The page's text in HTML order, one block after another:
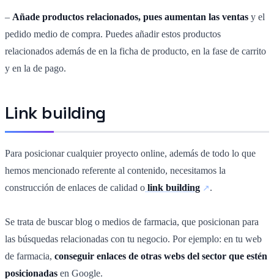
– Añade productos relacionados, pues aumentan las ventas y el
pedido medio de compra. Puedes añadir estos productos
relacionados además de en la ficha de producto, en la fase de carrito
y en la de pago.
Link building
Para posicionar cualquier proyecto online, además de todo lo que
hemos mencionado referente al contenido, necesitamos la
construcción de enlaces de calidad o link building .
Se trata de buscar blog o medios de farmacia, que posicionan para
las búsquedas relacionadas con tu negocio. Por ejemplo: en tu web
de farmacia, conseguir enlaces de otras webs del sector que estén
posicionadas en Google.